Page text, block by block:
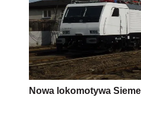
Nowa lokomotywa